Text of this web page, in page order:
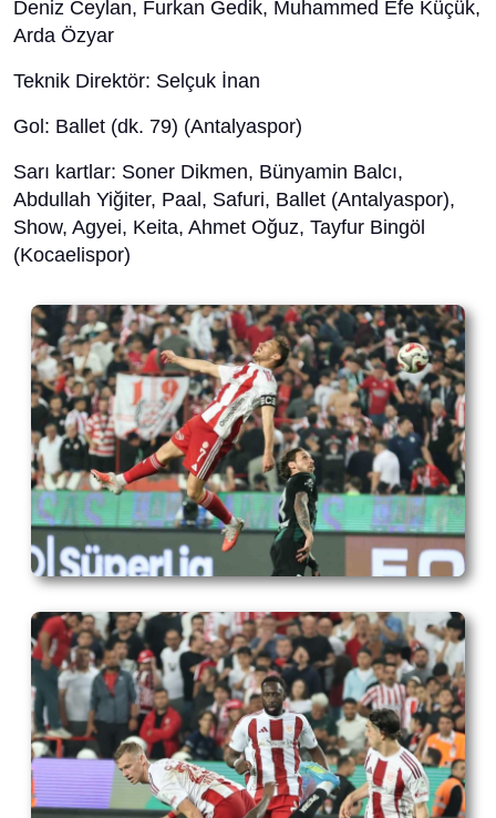
Deniz Ceylan, Furkan Gedik, Muhammed Efe Küçük,
Arda Özyar
Teknik Direktör: Selçuk İnan
Gol: Ballet (dk. 79) (Antalyaspor)
Sarı kartlar: Soner Dikmen, Bünyamin Balcı,
Abdullah Yiğiter, Paal, Safuri, Ballet (Antalyaspor),
Show, Agyei, Keita, Ahmet Oğuz, Tayfur Bingöl
(Kocaelispor)